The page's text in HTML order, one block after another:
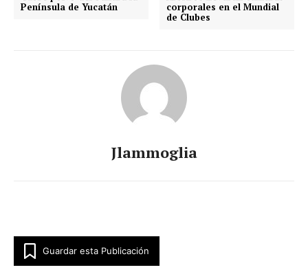
Península de Yucatán
corporales en el Mundial
de Clubes
Jlammoglia
Guardar esta Publicación